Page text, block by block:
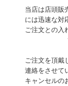
当店は店頭販
には迅速な対
ご注文との入
ご注文を頂戴
連絡をさせて
キャンセルの